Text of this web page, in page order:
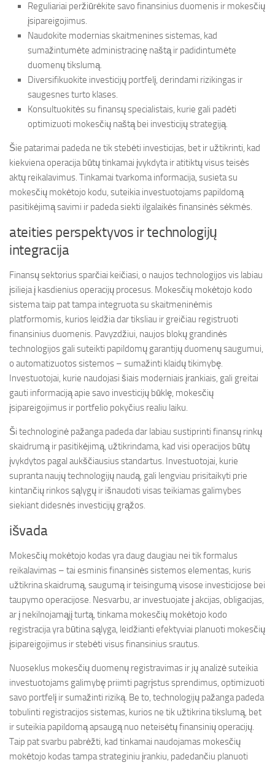
Reguliariai peržiūrėkite savo finansinius duomenis ir mokesčių
įsipareigojimus.
Naudokite modernias skaitmenines sistemas, kad
sumažintumėte administracinę naštą ir padidintumėte
duomenų tikslumą.
Diversifikuokite investicijų portfelį, derindami rizikingas ir
saugesnes turto klases.
Konsultuokitės su finansų specialistais, kurie gali padėti
optimizuoti mokesčių naštą bei investicijų strategiją.
Šie patarimai padeda ne tik stebėti investicijas, bet ir užtikrinti, kad
kiekviena operacija būtų tinkamai įvykdyta ir atitiktų visus teisės
aktų reikalavimus. Tinkamai tvarkoma informacija, susieta su
mokesčių mokėtojo kodu, suteikia investuotojams papildomą
pasitikėjimą savimi ir padeda siekti ilgalaikės finansinės sėkmės.
ateities perspektyvos ir technologijų
integracija
Finansų sektorius sparčiai keičiasi, o naujos technologijos vis labiau
įsilieja į kasdienius operacijų procesus. Mokesčių mokėtojo kodo
sistema taip pat tampa integruota su skaitmeninėmis
platformomis, kurios leidžia dar tiksliau ir greičiau registruoti
finansinius duomenis. Pavyzdžiui, naujos blokų grandinės
technologijos gali suteikti papildomų garantijų duomenų saugumui,
o automatizuotos sistemos – sumažinti klaidų tikimybę.
Investuotojai, kurie naudojasi šiais moderniais įrankiais, gali greitai
gauti informaciją apie savo investicijų būklę, mokesčių
įsipareigojimus ir portfelio pokyčius realiu laiku.
Ši technologinė pažanga padeda dar labiau sustiprinti finansų rinkų
skaidrumą ir pasitikėjimą, užtikrindama, kad visi operacijos būtų
įvykdytos pagal aukščiausius standartus. Investuotojai, kurie
supranta naujų technologijų naudą, gali lengviau prisitaikyti prie
kintančių rinkos sąlygų ir išnaudoti visas teikiamas galimybes
siekiant didesnės investicijų grąžos.
išvada
Mokesčių mokėtojo kodas yra daug daugiau nei tik formalus
reikalavimas – tai esminis finansinės sistemos elementas, kuris
užtikrina skaidrumą, saugumą ir teisingumą visose investicijose bei
taupymo operacijose. Nesvarbu, ar investuojate į akcijas, obligacijas,
ar į nekilnojamąjį turtą, tinkama mokesčių mokėtojo kodo
registracija yra būtina sąlyga, leidžianti efektyviai planuoti mokesčių
įsipareigojimus ir stebėti visus finansinius srautus.
Nuoseklus mokesčių duomenų registravimas ir jų analizė suteikia
investuotojams galimybę priimti pagrįstus sprendimus, optimizuoti
savo portfelį ir sumažinti riziką. Be to, technologijų pažanga padeda
tobulinti registracijos sistemas, kurios ne tik užtikrina tikslumą, bet
ir suteikia papildomą apsaugą nuo neteisėtų finansinių operacijų.
Taip pat svarbu pabrėžti, kad tinkamai naudojamas mokesčių
mokėtojo kodas tampa strateginiu įrankiu, padedančiu planuoti